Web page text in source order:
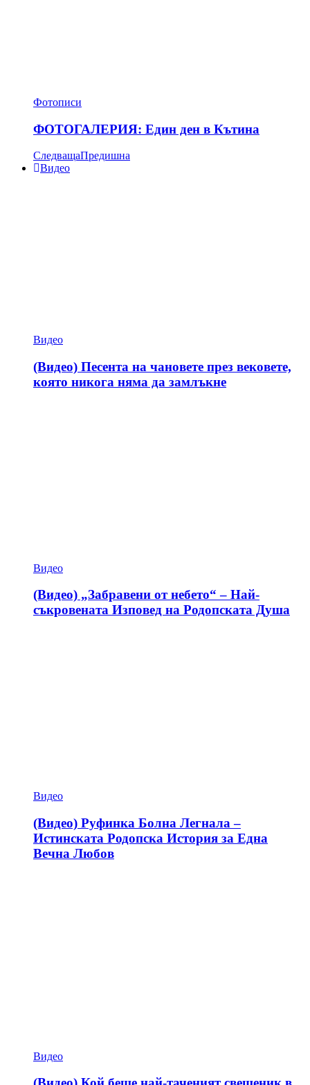
Фотописи
ФОТОГАЛЕРИЯ: Един ден в Кътина
СледващаПредишна
Видео
Видео
(Видео) Песента на чановете през вековете,
която никога няма да замлъкне
Видео
(Видео) „Забравени от небето“ – Най-
съкровената Изповед на Родопската Душа
Видео
(Видео) Руфинка Болна Легнала –
Истинската Родопска История за Една
Вечна Любов
Видео